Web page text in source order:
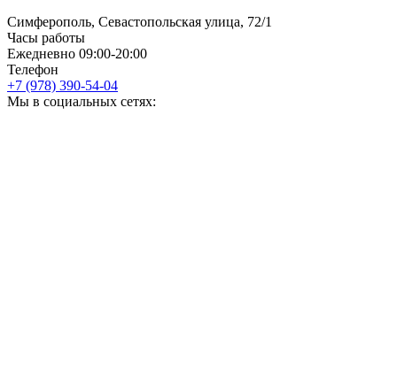
Симферополь, Севастопольская улица, 72/1
Часы работы
Ежедневно 09:00-20:00
Телефон
+7 (978) 390-54-04
Мы в социальных сетях: